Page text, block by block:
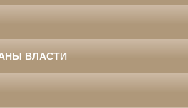
ВЛАСТИ